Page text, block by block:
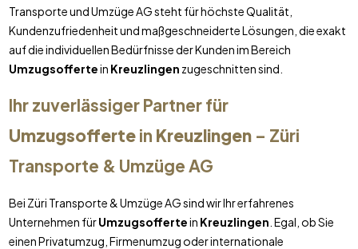
Transporte und Umzüge AG steht für höchste Qualität,
Kundenzufriedenheit und maßgeschneiderte Lösungen, die exakt
auf die individuellen Bedürfnisse der Kunden im Bereich
Umzugsoffertein Kreuzlingen zugeschnitten sind.
Ihr zuverlässiger Partner für
Umzugsoffertein Kreuzlingen– Züri
Transporte & Umzüge AG
Bei Züri Transporte & Umzüge AG sind wir Ihr erfahrenes
Unternehmen fürUmzugsoffertein Kreuzlingen . Egal, ob Sie
einen Privatumzug, Firmenumzug oder internationale